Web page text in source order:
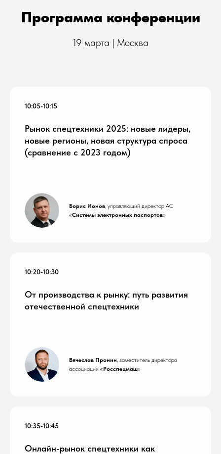
Программа конференции
19 марта | Москва
10:05-10:15
Рынок спецтехники 2025: новые лидеры,
новые регионы, новая структура спроса
(сравнение с 2023 годом)
Борис Ионов , управляющий директор АС
«Системы электронных паспортов»
10:20-10:30
От производства к рынку: путь развития
отечественной спецтехники
Вячеслав Пронин , заместитель директора
ассоциации «Росспецмаш»
10:35-10:45
Онлайн-рынок спецтехники как